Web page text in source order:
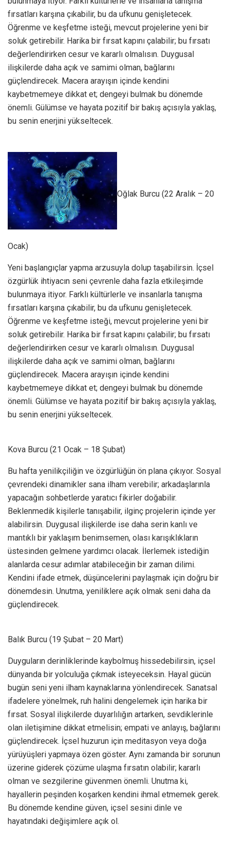
fırsatları karşına çıkabilir, bu da ufkunu genişletecek.
Öğrenme ve keşfetme isteği, mevcut projelerine yeni bir
soluk getirebilir. Harika bir fırsat kapını çalabilir; bu fırsatı
değerlendirirken cesur ve kararlı olmalısın. Duygusal
ilişkilerde daha açık ve samimi olman, bağlarını
güçlendirecek. Macera arayışın içinde kendini
kaybetmemeye dikkat et; dengeyi bulmak bu dönemde
önemli. Gülümse ve hayata pozitif bir bakış açısıyla yaklaş,
bu senin enerjini yükseltecek.
Oğlak Burcu (22 Aralık – 20
Ocak)
Yeni başlangıçlar yapma arzusuyla dolup taşabilirsin. İçsel
özgürlük ihtiyacın seni çevrenle daha fazla etkileşimde
bulunmaya itiyor. Farklı kültürlerle ve insanlarla tanışma
fırsatları karşına çıkabilir, bu da ufkunu genişletecek.
Öğrenme ve keşfetme isteği, mevcut projelerine yeni bir
soluk getirebilir. Harika bir fırsat kapını çalabilir; bu fırsatı
değerlendirirken cesur ve kararlı olmalısın. Duygusal
ilişkilerde daha açık ve samimi olman, bağlarını
güçlendirecek. Macera arayışın içinde kendini
kaybetmemeye dikkat et; dengeyi bulmak bu dönemde
önemli. Gülümse ve hayata pozitif bir bakış açısıyla yaklaş,
bu senin enerjini yükseltecek.
Kova Burcu (21 Ocak – 18 Şubat)
Bu hafta yenilikçiliğin ve özgürlüğün ön plana çıkıyor. Sosyal
çevrendeki dinamikler sana ilham verebilir; arkadaşlarınla
yapacağın sohbetlerde yaratıcı fikirler doğabilir.
Beklenmedik kişilerle tanışabilir, ilginç projelerin içinde yer
alabilirsin. Duygusal ilişkilerde ise daha serin kanlı ve
mantıklı bir yaklaşım benimsemen, olası karışıklıkların
üstesinden gelmene yardımcı olacak. İlerlemek istediğin
alanlarda cesur adımlar atabileceğin bir zaman dilimi.
Kendini ifade etmek, düşüncelerini paylaşmak için doğru bir
dönemdesin. Unutma, yeniliklere açık olmak seni daha da
güçlendirecek.
Balık Burcu (19 Şubat – 20 Mart)
Duyguların derinliklerinde kaybolmuş hissedebilirsin, içsel
dünyanda bir yolculuğa çıkmak isteyeceksin. Hayal gücün
bugün seni yeni ilham kaynaklarına yönlendirecek. Sanatsal
ifadelere yönelmek, ruh halini dengelemek için harika bir
fırsat. Sosyal ilişkilerde duyarlılığın artarken, sevdiklerinle
olan iletişimine dikkat etmelisin; empati ve anlayış, bağlarını
güçlendirecek. İçsel huzurun için meditasyon veya doğa
yürüyüşleri yapmaya özen göster. Aynı zamanda bir sorunun
üzerine giderek çözüme ulaşma fırsatın olabilir; kararlı
olman ve sezgilerine güvenmen önemli. Unutma ki,
hayallerin peşinden koşarken kendini ihmal etmemek gerek.
Bu dönemde kendine güven, içsel sesini dinle ve
hayatındaki değişimlere açık ol.